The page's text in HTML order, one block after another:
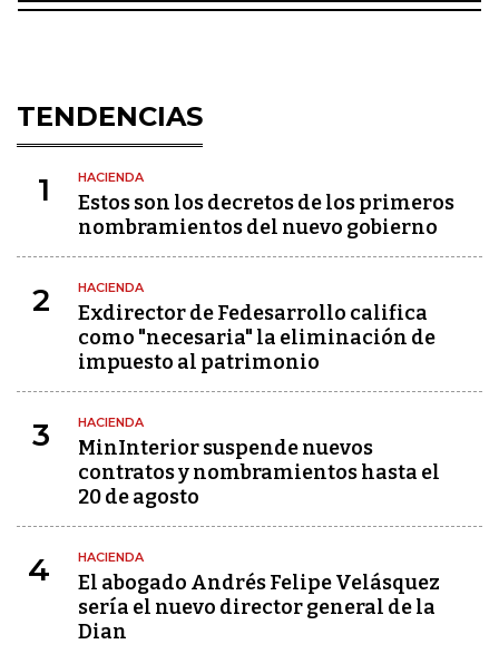
TENDENCIAS
1 HACIENDA
Estos son los decretos de los primeros
nombramientos del nuevo gobierno
2 HACIENDA
Exdirector de Fedesarrollo califica
como "necesaria" la eliminación de
impuesto al patrimonio
3 HACIENDA
MinInterior suspende nuevos
contratos y nombramientos hasta el
20 de agosto
4 HACIENDA
El abogado Andrés Felipe Velásquez
sería el nuevo director general de la
Dian